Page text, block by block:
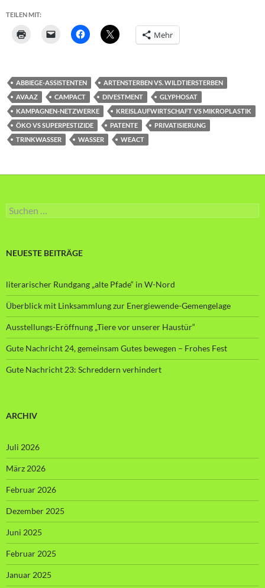
TEILEN MIT:
Mehr
ABBIEGE-ASSISTENTEN
ARTENSTERBEN VS. WILDTIERSTERBEN
AVAAZ
CAMPACT DIVESTMENT
GLYPHOSAT
KAMPAGNEN-NETZWERKE
KREISLAUFWIRTSCHAFT VS MIKROPLASTIK
ÖKO VS SUPERPESTIZIDE
PATENTE
PRIVATISIERUNG
TRINKWASSER
WASSER WEACT
Suche
nach:
NEUESTE BEITRÄGE
literarischer Rundgang „alte Pfade“ in W-Nord
Überblick mit Linksammlung zur Energiewende-Gemengelage
Ausstellungs-Eröffnung „Tiere vor unserer Haustür“
Gute Nachricht 24, gemeinsam Gutes bewegen – Frohes Fest
Gute Nachricht 23: Schreddern verhindert
ARCHIV
Juli 2026
März 2026
Februar 2026
Dezember 2025
Juni 2025
Februar 2025
Januar 2025